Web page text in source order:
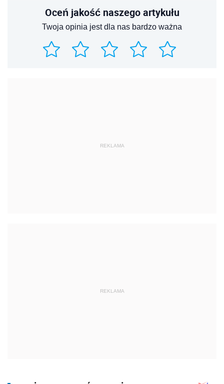
Oceń jakość naszego artykułu
Twoja opinia jest dla nas bardzo ważna
REKLAMA
REKLAMA